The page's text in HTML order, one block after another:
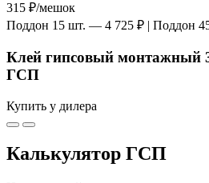
315 ₽/мешок
Поддон 15 шт. — 4 725 ₽ | Поддон
Клей гипсовый монтажный
ГСП
Купить у дилера
Калькулятор ГСП